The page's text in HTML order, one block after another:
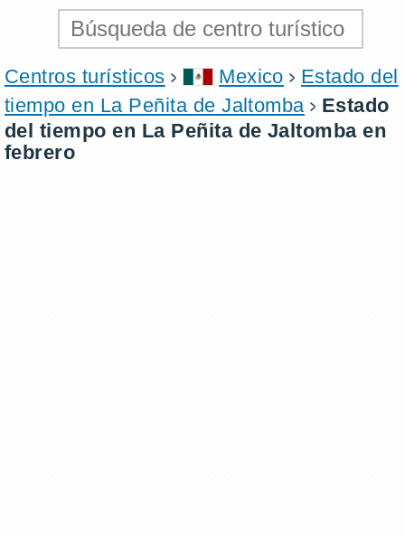
Centros turísticos Mexico
Estado del
tiempo en La Peñita de Jaltomba
Estado
del tiempo en La Peñita de Jaltomba en
febrero